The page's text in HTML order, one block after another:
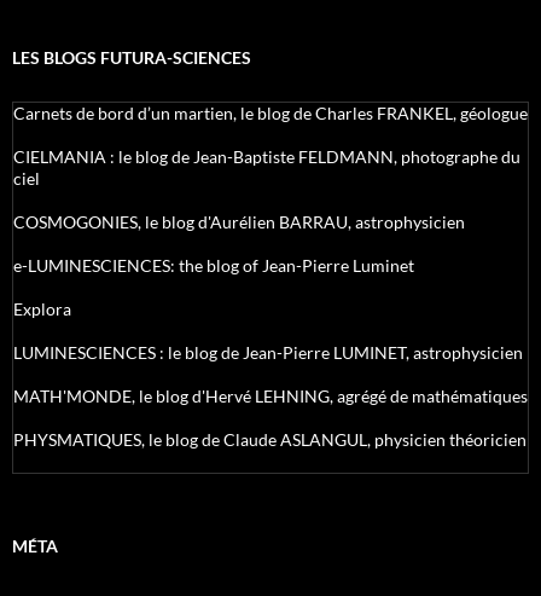
LES BLOGS FUTURA-SCIENCES
Carnets de bord d’un martien, le blog de Charles FRANKEL, géologue
CIELMANIA : le blog de Jean-Baptiste FELDMANN, photographe du
ciel
COSMOGONIES, le blog d'Aurélien BARRAU, astrophysicien
e-LUMINESCIENCES: the blog of Jean-Pierre Luminet
Explora
LUMINESCIENCES : le blog de Jean-Pierre LUMINET, astrophysicien
MATH'MONDE, le blog d'Hervé LEHNING, agrégé de mathématiques
PHYSMATIQUES, le blog de Claude ASLANGUL, physicien théoricien
MÉTA